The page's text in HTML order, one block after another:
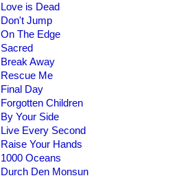
Love is Dead
Don't Jump
On The Edge
Sacred
Break Away
Rescue Me
Final Day
Forgotten Children
By Your Side
Live Every Second
Raise Your Hands
1000 Oceans
Durch Den Monsun